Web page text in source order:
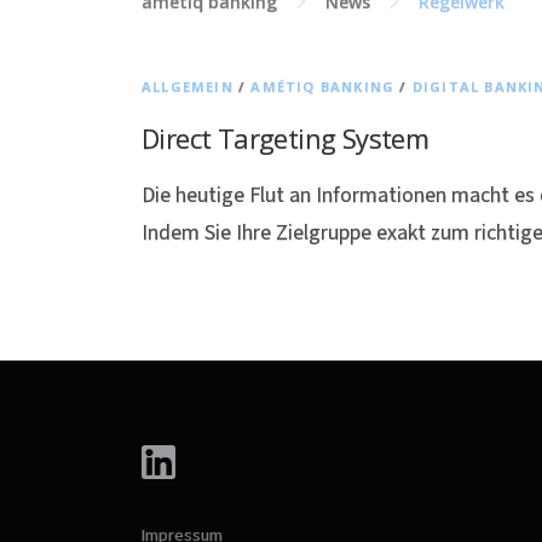
ALLGEMEIN /AMÉTIQ BANKING / DIGITAL
Direct Targeting System
Die heutige Flut an Informationen macht
Indem Sie Ihre Zielgruppe exakt zum
Impressum